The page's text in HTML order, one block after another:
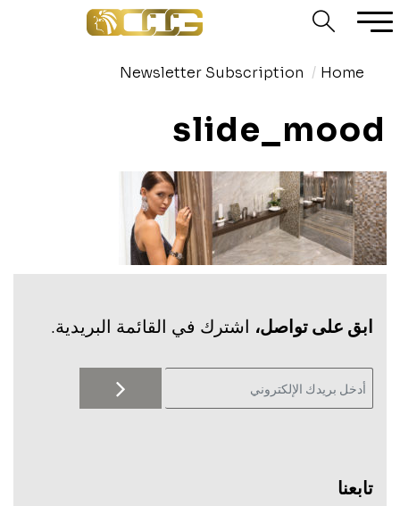
Home
Newsletter Subscription
slide_mood
‫ابق على تواصل، اشترك في القائمة البريدية.
تابعنا